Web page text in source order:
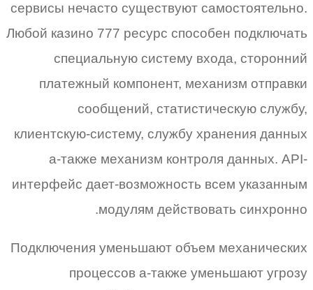
сервисы нечасто существуют самостоятельно.
Любой казино 777 ресурс способен подключать
специальную систему входа, сторонний
платежный компонент, механизм отправки
сообщений, статистическую службу,
клиентскую-систему, службу хранения данных
а-также механизм контроля данных. API-
интерфейс дает-возможность всем указанным
модулям действовать синхронно.
Подключения уменьшают объем механических
процессов а-также уменьшают угрозу